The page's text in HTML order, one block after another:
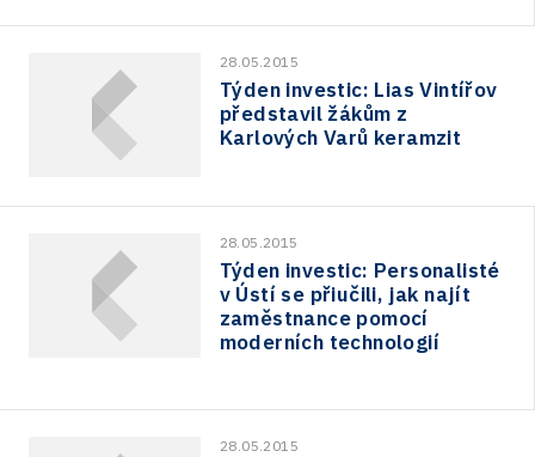
28.05.2015
Týden investic: Lias Vintířov
představil žákům z
Karlových Varů keramzit
28.05.2015
Týden investic: Personalisté
v Ústí se přiučili, jak najít
zaměstnance pomocí
moderních technologií
28.05.2015